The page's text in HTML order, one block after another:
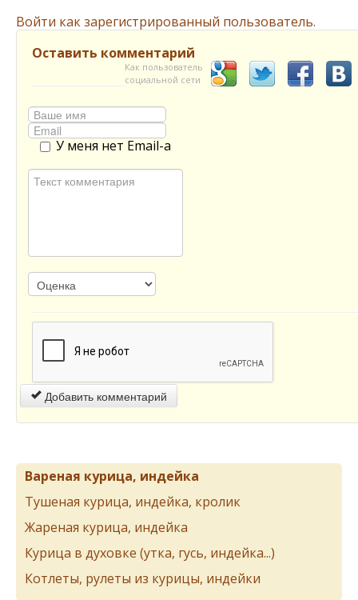
Войти как зарегистрированный пользователь.
Оставить комментарий
Как пользователь
социальной сети
У меня нет Email-а
Добавить комментарий
Вареная курица, индейка
Тушеная курица, индейка, кролик
Жареная курица, индейка
Курица в духовке (утка, гусь, индейка...)
Котлеты, рулеты из курицы, индейки